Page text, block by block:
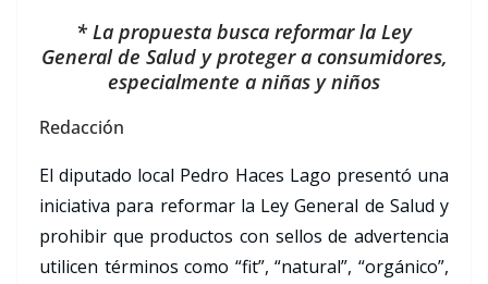
* La propuesta busca reformar la Ley
General de Salud y proteger a consumidores,
especialmente a niñas y niños
Redacción
El diputado local Pedro Haces Lago presentó una
iniciativa para reformar la Ley General de Salud y
prohibir que productos con sellos de advertencia
utilicen términos como “fit”, “natural”, “orgánico”,